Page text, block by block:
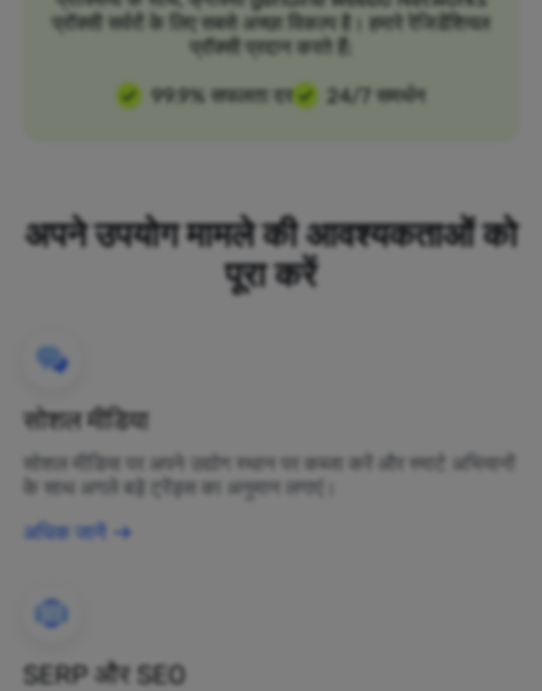
प्रॉक्सी सर्वरों के लिए सबसे अच्छा विकल्प है। हमारे रेजिडेंशियल
प्रॉक्सी प्रदान करते हैं:
99.9% सफलता दर
24/7 समर्थन
अपने उपयोग मामले की आवश्यकताओं को
पूरा करें
सोशल मीडिया
सोशल मीडिया पर अपने उद्योग स्थान पर कब्जा करें और स्मार्ट अभियानों
के साथ अगले बड़े ट्रेंड्स का अनुमान लगाएं।
अधिक जानें
SERP और SEO